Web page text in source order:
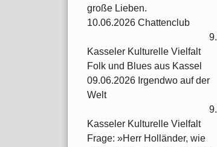
große Lieben.
10.06.2026 Chattenclub
9.
Kasseler Kulturelle Vielfalt
Folk und Blues aus Kassel
09.06.2026 Irgendwo auf der
Welt
9.
Kasseler Kulturelle Vielfalt
Frage: »Herr Holländer, wie